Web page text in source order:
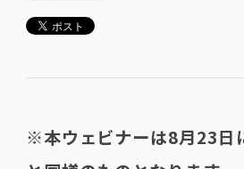
※本ウェビナーは8月23日